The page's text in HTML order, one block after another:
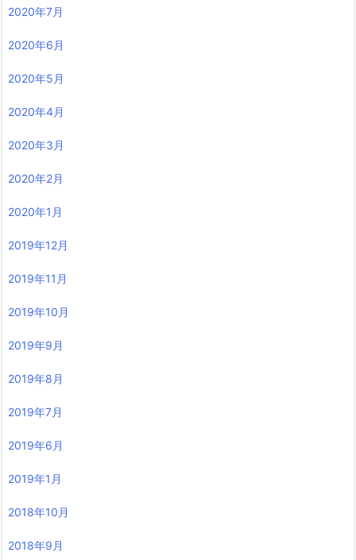
2020年7月
2020年6月
2020年5月
2020年4月
2020年3月
2020年2月
2020年1月
2019年12月
2019年11月
2019年10月
2019年9月
2019年8月
2019年7月
2019年6月
2019年1月
2018年10月
2018年9月